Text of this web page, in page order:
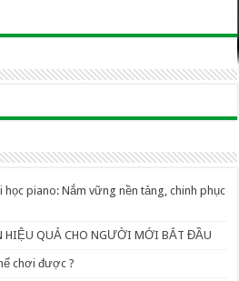
piano: Nắm vững nền tảng, chinh phục
HIỆU QUẢ CHO NGƯỜI MỚI BẮT ĐẦU
chơi được ?